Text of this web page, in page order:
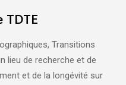
TDTE
Transitions
lieu de recherche et de
et de la longévité sur